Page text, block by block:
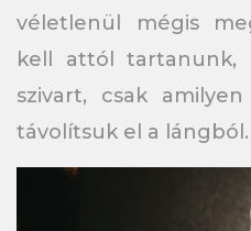
véletlenül mégis
kell attól
szivart, csak
távolítsuk el a lángból.